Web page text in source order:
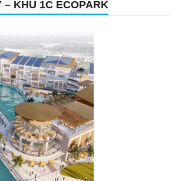
– KHU 1C ECOPARK